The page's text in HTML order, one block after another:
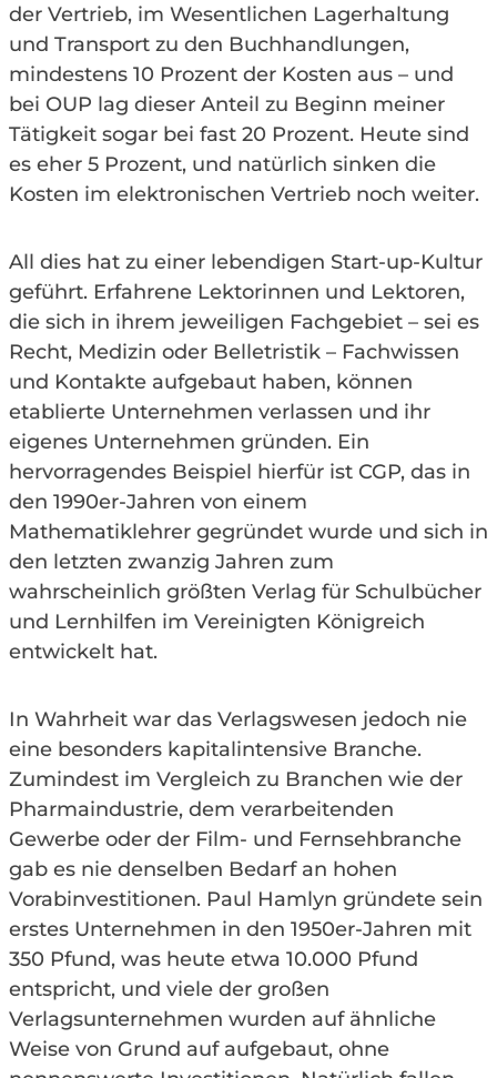
der Vertrieb, im Wesentlichen Lagerhaltung
und Transport zu den Buchhandlungen,
mindestens 10 Prozent der Kosten aus – und
bei OUP lag dieser Anteil zu Beginn meiner
Tätigkeit sogar bei fast 20 Prozent. Heute sind
es eher 5 Prozent, und natürlich sinken die
Kosten im elektronischen Vertrieb noch weiter.
All dies hat zu einer lebendigen Start-up-Kultur
geführt. Erfahrene Lektorinnen und Lektoren,
die sich in ihrem jeweiligen Fachgebiet – sei es
Recht, Medizin oder Belletristik – Fachwissen
und Kontakte aufgebaut haben, können
etablierte Unternehmen verlassen und ihr
eigenes Unternehmen gründen. Ein
hervorragendes Beispiel hierfür ist CGP, das in
den 1990er-Jahren von einem
Mathematiklehrer gegründet wurde und sich in
den letzten zwanzig Jahren zum
wahrscheinlich größten Verlag für Schulbücher
und Lernhilfen im Vereinigten Königreich
entwickelt hat.
In Wahrheit war das Verlagswesen jedoch nie
eine besonders kapitalintensive Branche.
Zumindest im Vergleich zu Branchen wie der
Pharmaindustrie, dem verarbeitenden
Gewerbe oder der Film- und Fernsehbranche
gab es nie denselben Bedarf an hohen
Vorabinvestitionen. Paul Hamlyn gründete sein
erstes Unternehmen in den 1950er-Jahren mit
350 Pfund, was heute etwa 10.000 Pfund
entspricht, und viele der großen
Verlagsunternehmen wurden auf ähnliche
Weise von Grund auf aufgebaut, ohne